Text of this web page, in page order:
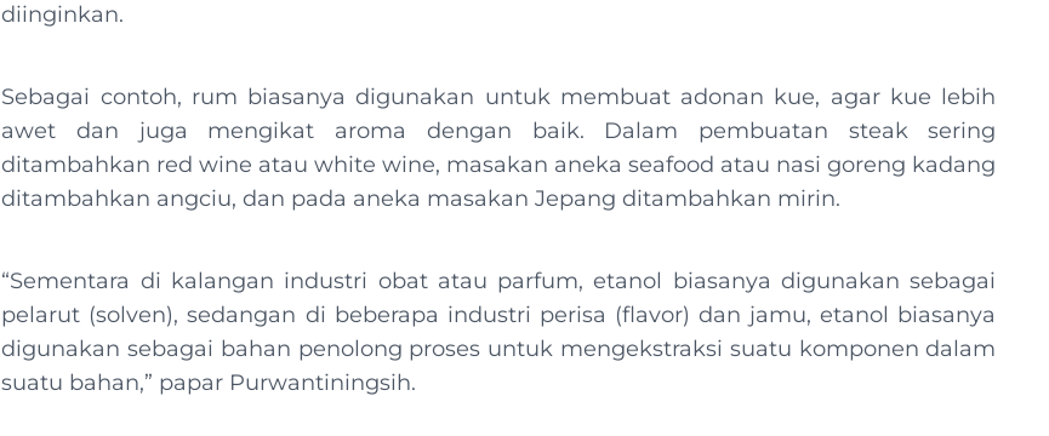
diinginkan.
Sebagai contoh, rum biasanya digunakan untuk membuat adonan kue, agar kue lebih
awet dan juga mengikat aroma dengan baik. Dalam pembuatan steak sering
ditambahkan red wine atau white wine, masakan aneka seafood atau nasi goreng kadang
ditambahkan angciu, dan pada aneka masakan Jepang ditambahkan mirin.
“Sementara di kalangan industri obat atau parfum, etanol biasanya digunakan sebagai
pelarut (solven), sedangan di beberapa industri perisa (flavor) dan jamu, etanol biasanya
digunakan sebagai bahan penolong proses untuk mengekstraksi suatu komponen dalam
suatu bahan,” papar Purwantiningsih.